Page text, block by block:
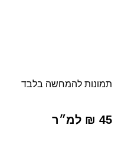
תמונות להמחשה בלבד
45 ₪ למ״ר